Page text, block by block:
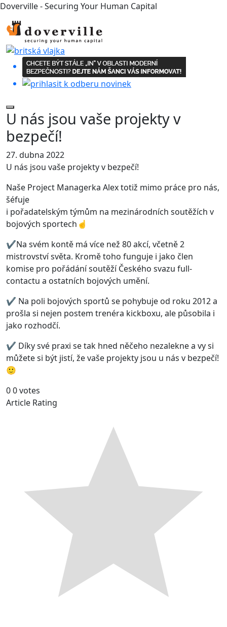
Doverville - Securing Your Human Capital
U nás jsou vaše projekty v
bezpečí!
27. dubna 2022
U nás jsou vaše projekty v bezpečí!
Naše Project Managerka Alex totiž mimo práce pro nás,
šéfuje
i pořadatelským týmům na mezinárodních soutěžích v
bojových sportech☝️
✔️Na svém kontě má více než 80 akcí, včetně 2
mistrovství světa. Kromě toho funguje i jako člen
komise pro pořádání soutěží Českého svazu full-
contactu a ostatních bojových umění.
✔️ Na poli bojových sportů se pohybuje od roku 2012 a
prošla si nejen postem trenéra kickboxu, ale působila i
jako rozhodčí.
✔️ Díky své praxi se tak hned něčeho nezalekne a vy si
můžete si být jistí, že vaše projekty jsou u nás v bezpečí!
🙂
00votes
Article Rating